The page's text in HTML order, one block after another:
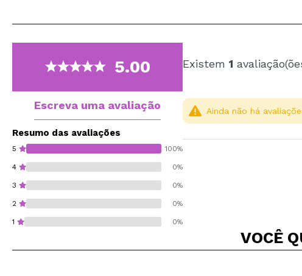
5.00
Escreva uma avaliação
Resumo das avaliações
5 100%
4 0%
3 0%
2 0%
1 0%
Existem 1
Seu
Ainda não há
VOCÊ